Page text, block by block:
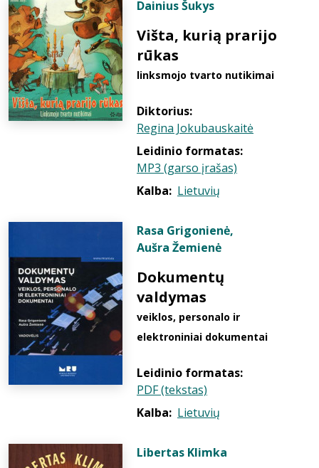
Dainius Šukys
Višta, kurią prarijo
rūkas
linksmojo tvarto nutikimai
Diktorius:
Regina Jokubauskaitė
Leidinio formatas:
MP3 (garso įrašas)
Kalba: Lietuvių
Rasa Grigonienė,
Aušra Žemienė
Dokumentų
valdymas
veiklos, personalo ir
elektroniniai dokumentai
Leidinio formatas:
PDF (tekstas)
Kalba: Lietuvių
Libertas Klimka